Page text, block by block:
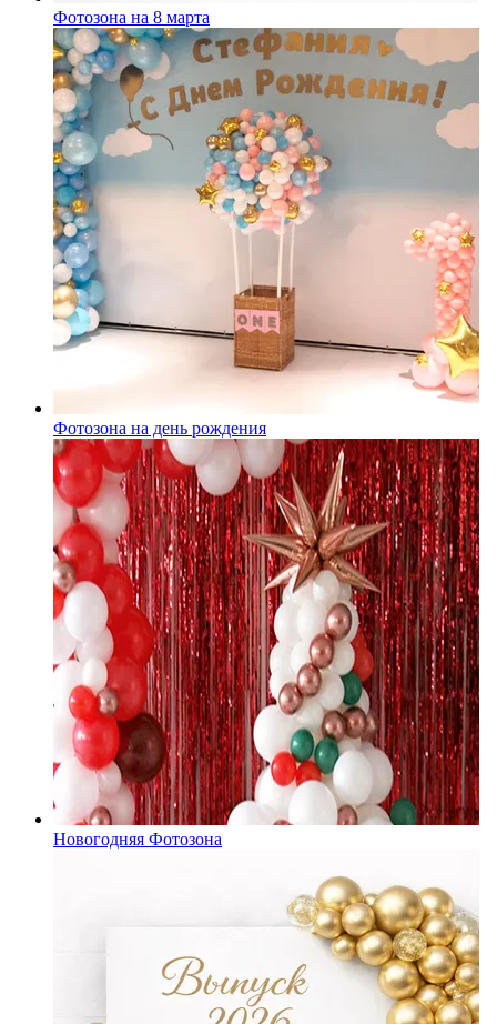
Фотозона на 8 марта
Фотозона на день рождения
Новогодняя Фотозона